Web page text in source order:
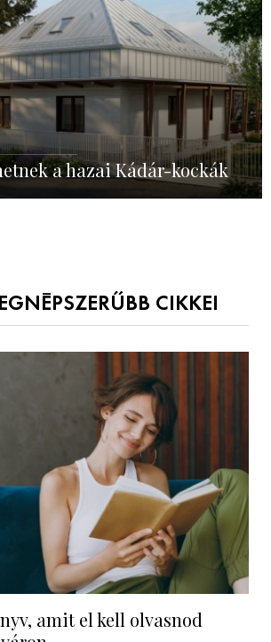
a hazai Kádár-kockák
CIKKEI
amit el kell olvasnod